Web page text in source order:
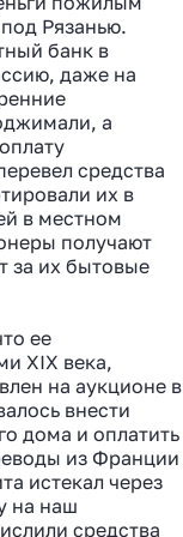
Рязанью.
банк в
даже на
а
средства
их в
в местном
получают
за их бытовые
ее
XIX века,
на аукционе в
внести
дома и оплатить
из Франции
истекал через
на наш
средства